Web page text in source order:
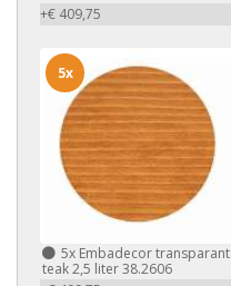
+€ 409,75
5x Embadecor transparant
teak 2,5 liter 38.2606
5x